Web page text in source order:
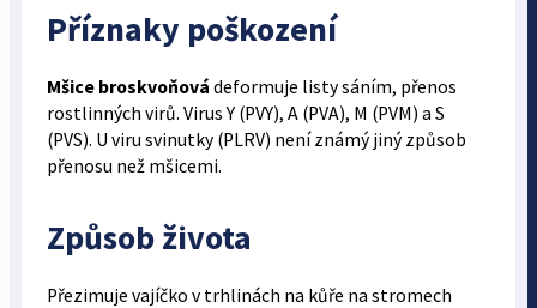
Příznaky poškození
Mšice broskvoňová deformuje listy sáním, přenos
rostlin­ných virů. Virus Y (PVY), A (PVA), M (PVM) a S
(PVS). U viru svinutky (PLRV) není známý jiný způsob
přenosu než mšicemi.
Způsob života
Přezimuje vajíčko v trhlinách na kůře na stromech